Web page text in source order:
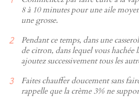
8 à 10 minutes pour une aile
une grosse.
Pendant ce temps, dans une
de citron, dans lequel vous hachée
ajoutez successivement tous les
Faites chauffer doucement sans
rappelle que la crème 3% ne